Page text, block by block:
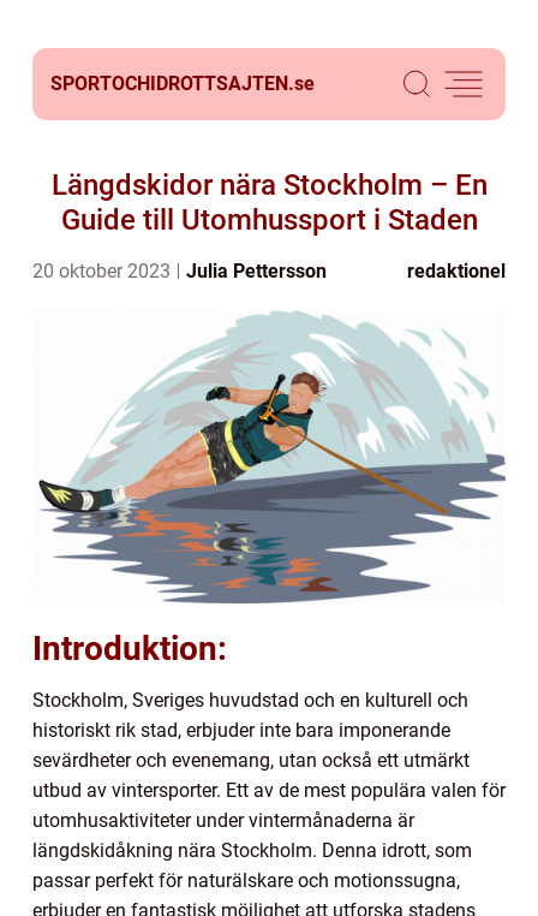
SPORTOCHIDROTTSAJTEN.se
Längdskidor nära Stockholm – En
Guide till Utomhussport i Staden
20 oktober 2023 Julia Pettersson redaktionel
Introduktion:
Stockholm, Sveriges huvudstad och en kulturell och
historiskt rik stad, erbjuder inte bara imponerande
sevärdheter och evenemang, utan också ett utmärkt
utbud av vintersporter. Ett av de mest populära valen för
utomhusaktiviteter under vintermånaderna är
längdskidåkning nära Stockholm. Denna idrott, som
passar perfekt för naturälskare och motionssugna,
erbjuder en fantastisk möjlighet att utforska stadens